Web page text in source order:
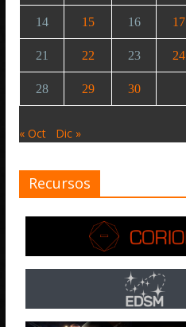
14 15 16 17
21 22 23 24
28 29 30
« Oct Dic »
Recursos